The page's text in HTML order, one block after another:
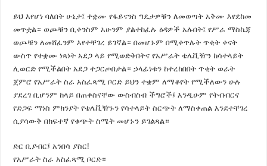
ይህ እየሆነ ባለበት ሁኔታ፤ ተቋሙ የፋይናንስ ግዴታዎቹን ለመወጣት አቅሙ እየደከመ
መጥቷል። ወጮቹን ቢቀንስም አሁንም ያልተከፈሉ ዕዳዎች አሉበት፤ የሥራ ማስኬጃ
ወጮቹን ለመሸፈንም እየተቸገረ ይገኛል። በመሆኑም በሚቀጥሉት ጥቂት ቀናት
ውስጥ የተቋሙ ነጻነት አደጋ ላይ የሚወድቅበትና የአሥራት ቴሌቪዥን ከሳተላይት
ሊወርድ የሚችልበት አደጋ ተጋርጦበታል። ኃላፊነቱን ከተረከበበት ጥቂት ወራት
ጀምሮ የአሥራት ስራ አስፈጻሚ ቦርድ ይህን ተቋም ለማቆየት የሚችለውን ሁሉ
ያደረገ ቢሆንም ከላይ በጠቀስናቸው ውስብስብ ችግሮች፤ እንዲሁም የትብብርና
የድጋፍ ማነስ ምክንያት የቴሌቪዥኑን የሳተላይት ስርጭት ለማስቀጠል እንደተቸገረ
ሲያሳውቅ በክፍተኛ የቁጭት ስሜት መሆኑን ይገልጻል።
ድር ቢያብር፤ አንበሳ ያስር!
የአሥራት ስራ አስፈጻሚ ቦርድ።